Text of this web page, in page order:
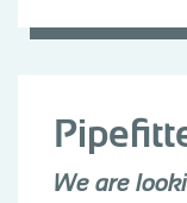
We are